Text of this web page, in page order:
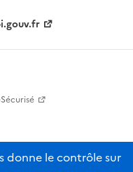
donne le contrôle sur